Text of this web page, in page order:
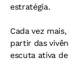
estratégia.
Cada vez
partir das
escuta ativa